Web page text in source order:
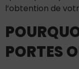
l’obtention de
PORTES